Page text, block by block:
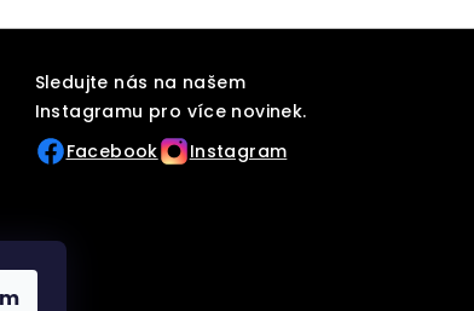
Sledujte nás na našem
Instagramu pro více novinek.
Facebook
Instagram